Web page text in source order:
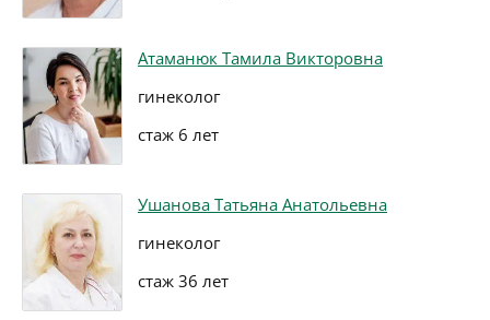
Атаманюк Тамила Викторовна
гинеколог
стаж 6 лет
Ушанова Татьяна Анатольевна
гинеколог
стаж 36 лет